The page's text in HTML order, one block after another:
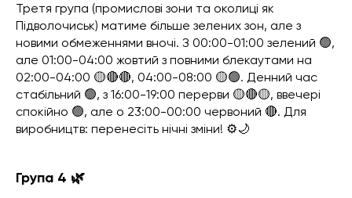
Третя група (промислові зони та околиці як
Підволочиськ) матиме більше зелених зон, але з
новими обмеженнями вночі. З 00:00-01:00 зелений 🟢,
але 01:00-04:00 жовтий з повними блекаутами на
02:00-04:00 🟡🔴🔴, 04:00-08:00 🟡🟢. Денний час
стабільний 🟢, з 16:00-19:00 перерви 🟡🔴🟡, ввечері
спокійно 🟢, але о 23:00-00:00 червоний 🔴. Для
виробництв: перенесіть нічні зміни! ⚙️🌙
Група 4 🌿